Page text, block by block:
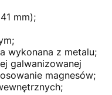
mm);
wykonana z metalu;
galwanizowanej
magnesów;